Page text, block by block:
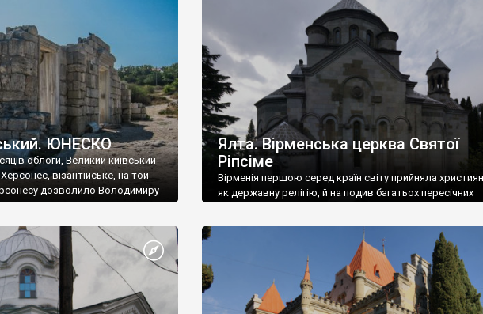
викрадені з фондів об’єкту
«Херсонеса Таврійського».
Візантії», але експерти та
лише […]
називаються «повстяками» (postaki)…” “Вино. Крим
виробляє відмінне вино і його вдосталь: воно все
легке біле і дуже […]
ЮНЕСКО
облоги, Великий київський
візантійське, на той
дозволило Володимиру
імператору Василю ІІ,
став Василем-
Хрещення Русі. На честь
місто […]
Ялта. Вірменська церква Святої
Ріпсіме
Вірменія першою серед країн світу прийняла
як державну релігію, й на подив багатьох пересічних